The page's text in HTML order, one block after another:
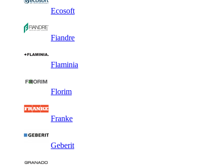
Ecosoft
Fiandre
Flaminia
Florim
Franke
Geberit